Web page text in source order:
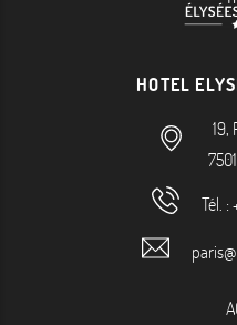
HOTEL
19,
Tél. :